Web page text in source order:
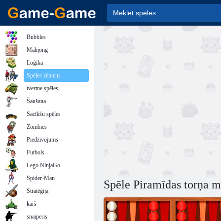
Spēle Piramīdas torņa
Bubbles
Mahjong
Loģika
Spēles zēniem
tvertne spēles
Šaušana
Sacīkšu spēles
Zombies
Piedzīvojums
Futbols
Lego NinjaGo
Spider-Man
Stratēģija
karš
snaiperis